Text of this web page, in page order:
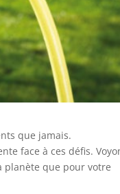
que jamais.
face à ces défis.
planète que pour votre